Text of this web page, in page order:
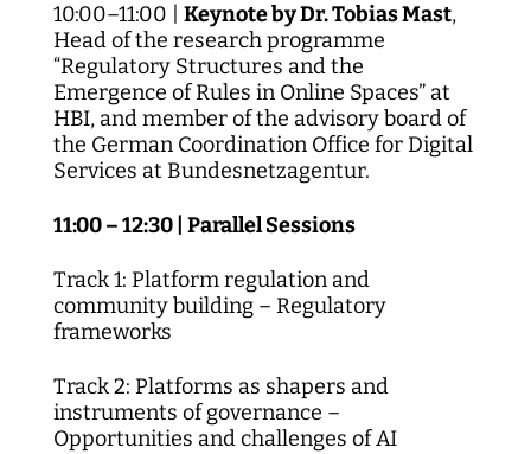
10:00–11:00 | Keynote by Dr. Tobias Mast,
Head of the research programme
“Regulatory Structures and the
Emergence of Rules in Online Spaces” at
HBI, and member of the advisory board of
the German Coordination Office for Digital
Services at Bundesnetzagentur.
11:00 – 12:30 | Parallel Sessions
Track 1: Platform regulation and
community building – Regulatory
frameworks
Track 2: Platforms as shapers and
instruments of governance –
Opportunities and challenges of AI